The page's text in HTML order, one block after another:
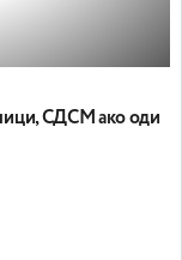
СДСМ ако оди